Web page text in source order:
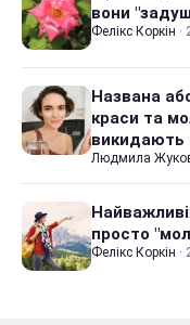
вони
Фелікс Коркін ·
Названа
краси та
викидають
Людмила
просто
Фелікс Коркін ·